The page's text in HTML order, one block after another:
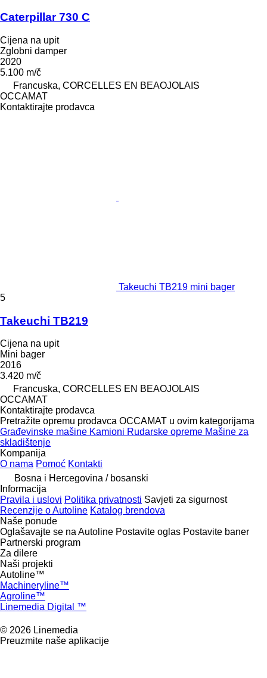
Caterpillar 730 C
Cijena na upit
Zglobni damper
2020
5.100 m/č
Francuska, CORCELLES EN BEAOJOLAIS
OCCAMAT
Kontaktirajte prodavca
Takeuchi TB219 mini bager
5
Takeuchi TB219
Cijena na upit
Mini bager
2016
3.420 m/č
Francuska, CORCELLES EN BEAOJOLAIS
OCCAMAT
Kontaktirajte prodavca
Pretražite opremu prodavca OCCAMAT u ovim kategorijama
Građevinske mašine Kamioni Rudarske opreme Mašine za
skladištenje
Kompanija
O nama Pomoć Kontakti
Bosna i Hercegovina / bosanski
Informacija
Pravila i uslovi Politika privatnosti Savjeti za sigurnost
Recenzije o Autoline Katalog brendova
Naše ponude
Oglašavajte se na Autoline Postavite oglas Postavite baner
Partnerski program
Za dilere
Naši projekti
Autoline™
Machineryline™
Agroline™
Linemedia Digital ™
© 2026 Linemedia
Preuzmite naše aplikacije